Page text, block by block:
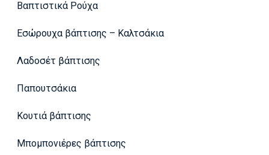
Βαπτιστικά Ρούχα
Εσώρουχα βάπτισης – Καλτσάκια
Λαδοσέτ βάπτισης
Παπουτσάκια
Κουτιά βάπτισης
Μπομπονιέρες βάπτισης